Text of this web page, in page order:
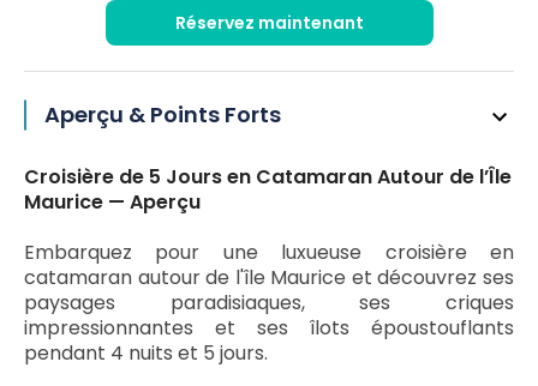
Réservez maintenant
Aperçu & Points Forts
Croisière de 5 Jours en Catamaran Autour de l’Île
Maurice — Aperçu
Embarquez pour une luxueuse croisière en
catamaran autour de l'île Maurice et découvrez ses
paysages paradisiaques, ses criques
impressionnantes et ses îlots époustouflants
pendant 4 nuits et 5 jours.